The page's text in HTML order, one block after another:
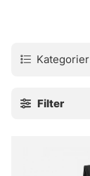
Kategorier
Filter